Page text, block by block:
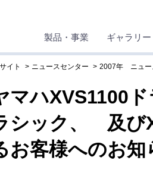
製品・事業 ギャラリー
イト ニュースセンター 2007年 ニュー
マハXVS1100
シック、 及び
お客様へのお知